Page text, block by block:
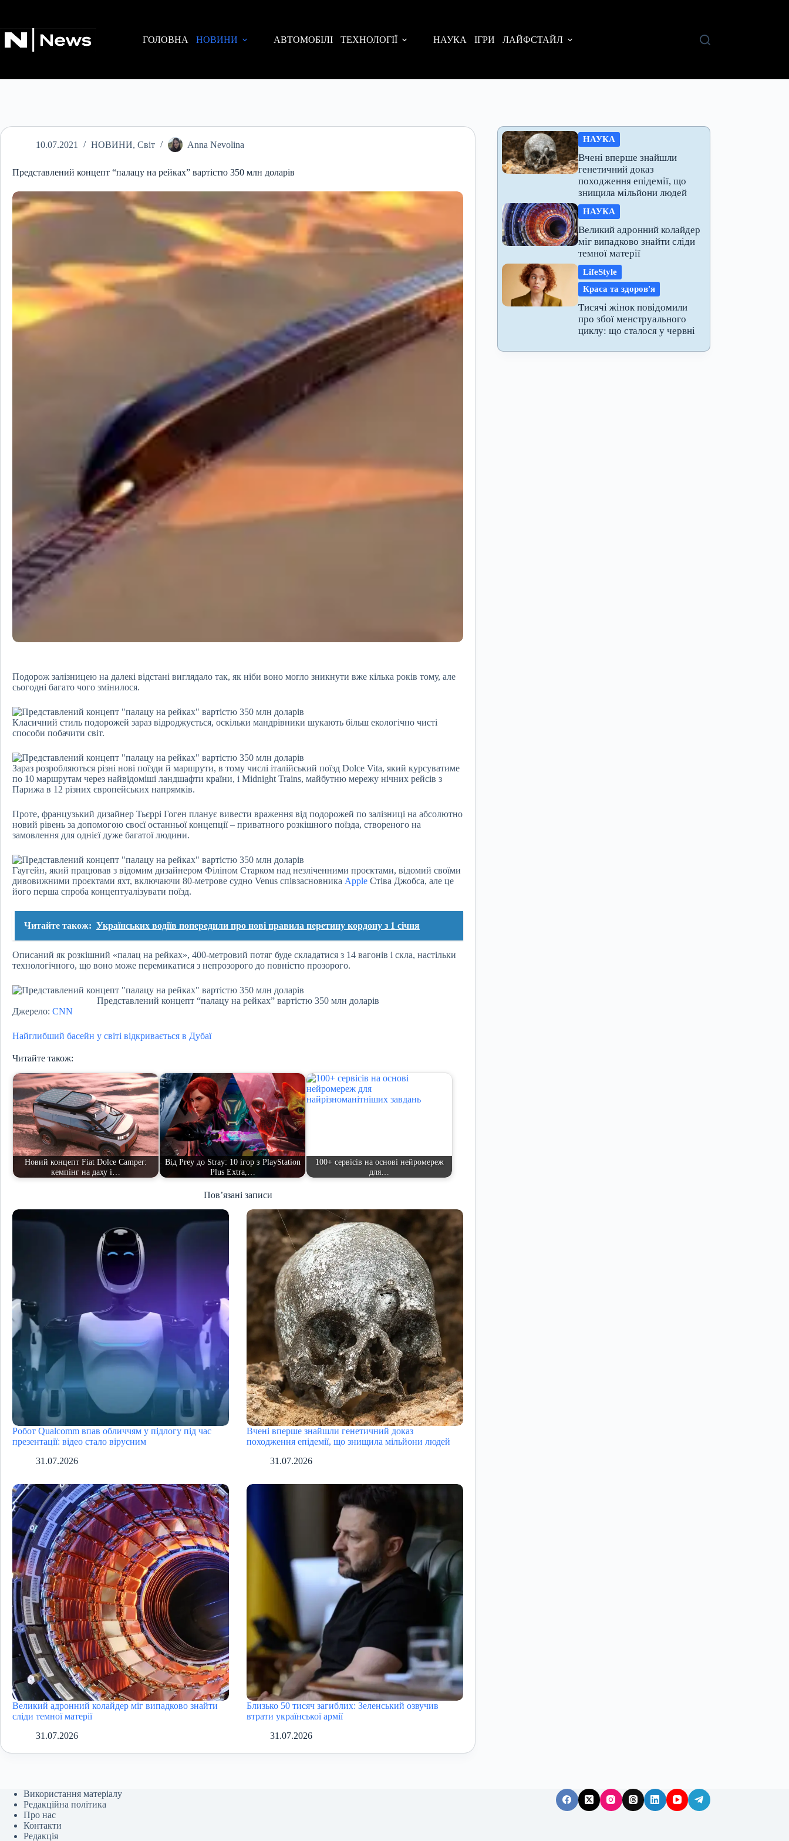
ГОЛОВНА
НОВИНИ АВТОМОБІЛІ ТЕХНОЛОГІЇ НАУКА ІГРИ ЛАЙФСТАЙЛ
10.07.2021 НОВИНИ, Світ Anna Nevolina
Представлений концепт “палацу на рейках” вартістю 350 млн доларів
Подорож залізницею на далекі відстані виглядало так, як ніби воно могло зникнути вже кілька років тому, але
сьогодні багато чого змінилося.
Класичний стиль подорожей зараз відроджується, оскільки мандрівники шукають більш екологічно чисті
способи побачити світ.
Зараз розробляються різні нові поїзди й маршрути, в тому числі італійський поїзд Dolce Vita, який курсуватиме
по 10 маршрутам через найвідоміші ландшафти країни, і Midnight Trains, майбутню мережу нічних рейсів з
Парижа в 12 різних європейських напрямків.
Проте, французький дизайнер Тьєррі Гоген планує вивести враження від подорожей по залізниці на абсолютно
новий рівень за допомогою своєї останньої концепції – приватного розкішного поїзда, створеного на
замовлення для однієї дуже багатої людини.
Гаугейн, який працював з відомим дизайнером Філіпом Старком над незліченними проєктами, відомий своїми
дивовижними проєктами яхт, включаючи 80-метрове судно Venus співзасновника Apple Стіва Джобса, але це
його перша спроба концептуалізувати поїзд.
Читайте також: Українських водіїв попередили про нові правила перетину кордону з 1 січня
Описаний як розкішний «палац на рейках», 400-метровий потяг буде складатися з 14 вагонів і скла, настільки
технологічного, що воно може перемикатися з непрозорого до повністю прозорого.
Представлений концепт “палацу на рейках” вартістю 350 млн доларів
Джерело: CNN
Найглибший басейн у світі відкривається в Дубаї
Читайте також:
Новий концепт Fiat Dolce Camper:
кемпінг на даху і…
Від Prey до Stray: 10 ігор з PlayStation
Plus Extra,…
100+ сервісів на основі нейромереж
для…
Пов’язані записи
Робот Qualcomm впав обличчям у підлогу під час
презентації: відео стало вірусним
31.07.2026
Вчені вперше знайшли генетичний доказ
походження епідемії, що знищила мільйони людей
31.07.2026
Великий адронний колайдер міг випадково знайти
сліди темної матерії
31.07.2026
Близько 50 тисяч загиблих: Зеленський озвучив
втрати української армії
31.07.2026
НАУКА
Вчені вперше знайшли
генетичний доказ
походження епідемії, що
знищила мільйони людей
НАУКА
Великий адронний колайдер
міг випадково знайти сліди
темної матерії
LifeStyle
Краса та здоров'я
Тисячі жінок повідомили
про збої менструального
циклу: що сталося у червні
Використання матеріалу
Редакційна політика
Про нас
Контакти
Редакція